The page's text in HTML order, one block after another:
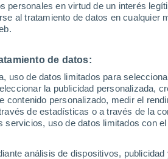
en virtud de un interés
al tratamiento de datos en cualquier
de datos:
uso de datos limitados para
la publicidad personalizada,
personalizado, medir el
de estadísticas o a través de la
uso de datos limitados con
análisis de dispositivos, publicidad
con hongos? Científicos
"cultivados" a partir de micelio (la
carbono para aislamientos y